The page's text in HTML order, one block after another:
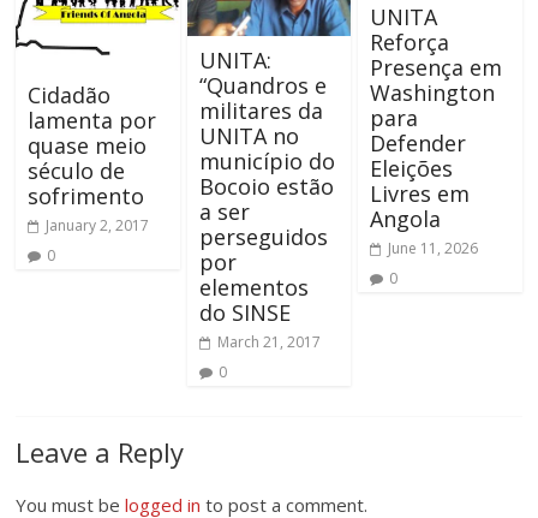
Cidadão
lamenta por
quase meio
século de
sofrimento
January 2, 2017
0
UNITA:
“Quandros e
militares da
UNITA no
município do
Bocoio estão
a ser
perseguidos
por
elementos
do SINSE
March 21, 2017
0
UNITA
Reforça
Presença em
Washington
para
Defender
Eleições
Livres em
Angola
June 11, 2026
0
Leave a Reply
You must belogged in to post a comment.